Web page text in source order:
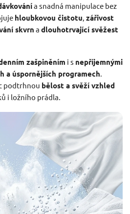
a snadná manipulace bez
hloubkovou čistotu zářivost
skvrn a dlouhotrvající svěžest
zašpiněním i s nepříjemnými
a úspornějších programech
podtrhnou bělost a svěží vzhled
i ložního prádla.